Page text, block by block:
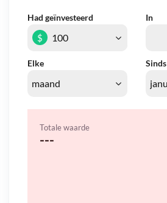
Had geïnvesteerd In
Elke Sinds
$
Totale waarde
---